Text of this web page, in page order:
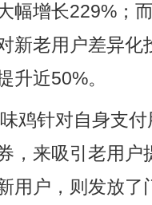
幅增长229%；
新老用户差异化
升近50%。
鸡针对自身支
，来吸引老用户
用户，则发放了